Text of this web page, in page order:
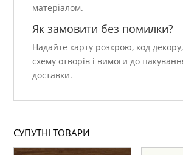
матеріалом.
Як замовити без помилки?
Надайте карту розкрою, код
схему отворів і вимоги до
доставки.
СУПУТНІ ТОВАРИ